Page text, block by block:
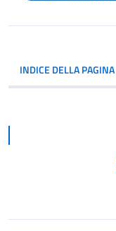
INDICE DELLA PAGINA